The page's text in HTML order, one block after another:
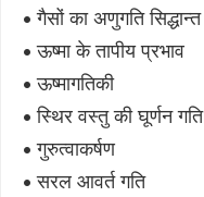
• गैसों का अणुगति सिद्धान्त
• ऊष्मा के तापीय प्रभाव
• ऊष्मागतिकी
• स्थिर वस्तु की घूर्णन गति
• गुरुत्वाकर्षण
• सरल आवर्त गति